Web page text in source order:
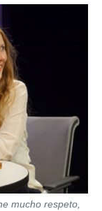
mucho respeto,